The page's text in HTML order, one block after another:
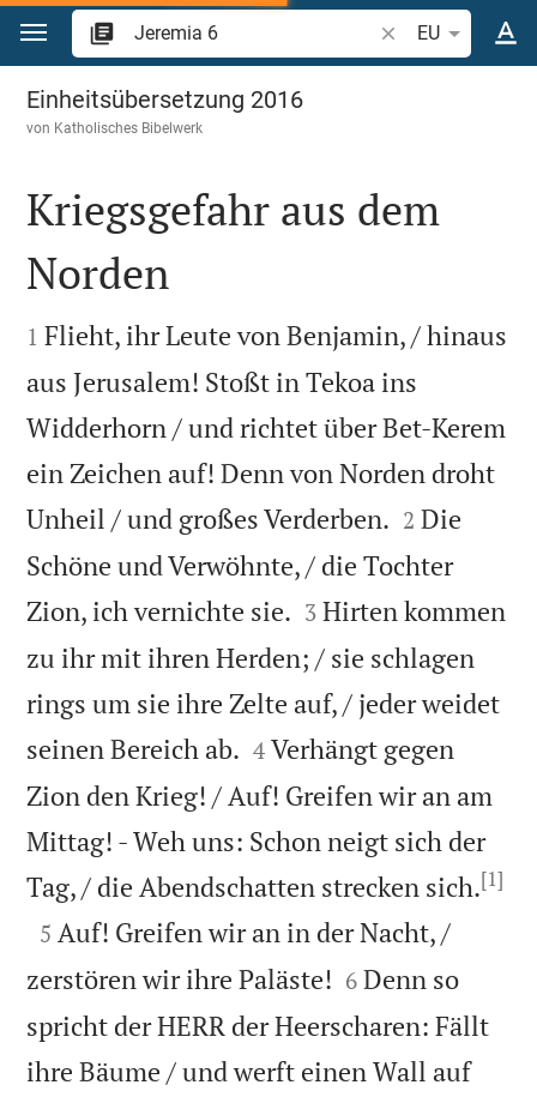
Zum Inhalt springen
Bibelstelle oder
EU
Jeremia 6
Einheitsübersetzung 2016
von Katholisches Bibelwerk

Kriegsgefahr aus dem
Norden

1 Flieht, ihr Leute von Benjamin, / hinaus
aus Jerusalem! Stoßt in Tekoa ins
Widderhorn / und richtet über Bet-Kerem
ein Zeichen auf! Denn von Norden droht
Unheil / und großes Verderben. 

2 Die
Schöne und Verwöhnte, / die Tochter
Zion, ich vernichte sie. 

3 Hirten kommen
zu ihr mit ihren Herden; / sie schlagen
rings um sie ihre Zelte auf, / jeder weidet
seinen Bereich ab. 

4 Verhängt gegen
Zion den Krieg! / Auf! Greifen wir an am
Mittag! - Weh uns: Schon neigt sich der
Tag, / die Abendschatten strecken sich.[1]

5 Auf! Greifen wir an in der Nacht, /
zerstören wir ihre Paläste! 

6 Denn so
spricht der HERR der Heerscharen: Fällt
ihre Bäume / und werft einen Wall auf